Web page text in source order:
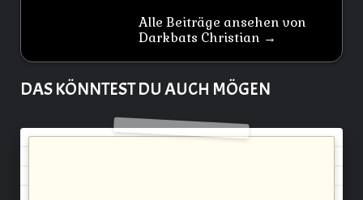
Alle Beiträge ansehen von
Darkbats Christian →
DAS KÖNNTEST DU AUCH MÖGEN